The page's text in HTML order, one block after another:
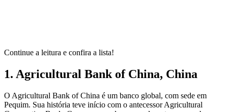
Continue a leitura e confira a lista!
1. Agricultural Bank of China, China
O Agricultural Bank of China é um banco global, com sede em
Pequim. Sua história teve início com o antecessor Agricultural